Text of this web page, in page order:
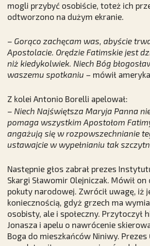
mogli przybyć osobiście, toteż ich
odtworzono na dużym ekranie.
– Gorąco zachęcam was, abyście
Apostolacie. Orędzie Fatimskie jest
niż kiedykolwiek. Niech Bóg
waszemu spotkaniu – mówił
Z kolei Antonio Borelli apelował:
– Niech Najświętsza Maryja Panna
pomaga wszystkim Apostołom
angażują się w rozpowszechnianie
ustawajcie w wypełnianiu tak
Następnie głos zabrał prezes
Skargi Sławomir Olejniczak. Mówił
pokuty narodowej. Zwrócił uwagę, iż
koniecznością, gdyż grzech ma
osobisty, ale i społeczny. Przytoczył
Jonasza i apelu o nawrócenie
Boga do mieszkańców Niniwy. Prezes